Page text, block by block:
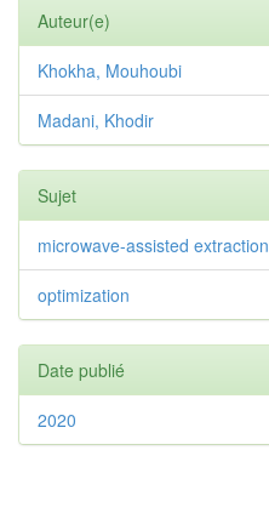
Auteur(e)
Khokha, Mouhoubi
Madani, Khodir
Sujet
microwave-assisted extraction
optimization
Date publié
2020